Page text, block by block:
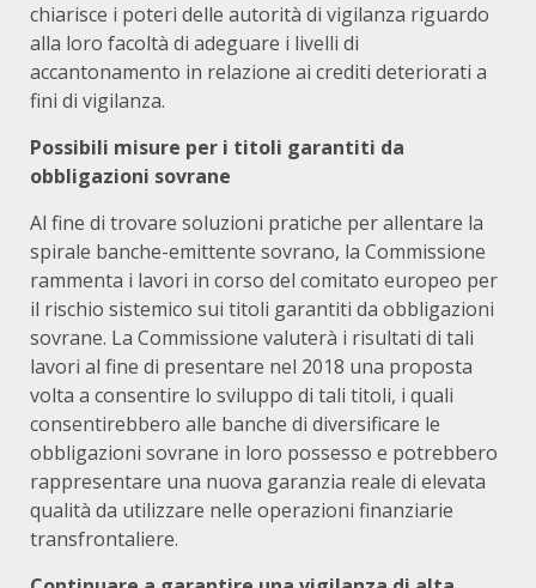
chiarisce i poteri delle autorità di vigilanza riguardo
alla loro facoltà di adeguare i livelli di
accantonamento in relazione ai crediti deteriorati a
fini di vigilanza.
Possibili misure per i titoli garantiti da
obbligazioni sovrane
Al fine di trovare soluzioni pratiche per allentare la
spirale banche-emittente sovrano, la Commissione
rammenta i lavori in corso del comitato europeo per
il rischio sistemico sui titoli garantiti da obbligazioni
sovrane. La Commissione valuterà i risultati di tali
lavori al fine di presentare nel 2018 una proposta
volta a consentire lo sviluppo di tali titoli, i quali
consentirebbero alle banche di diversificare le
obbligazioni sovrane in loro possesso e potrebbero
rappresentare una nuova garanzia reale di elevata
qualità da utilizzare nelle operazioni finanziarie
transfrontaliere.